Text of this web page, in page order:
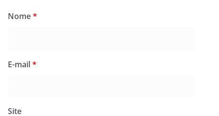
Nome*
E-mail*
Site